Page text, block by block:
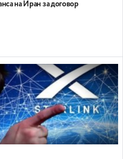
на Иран за договор